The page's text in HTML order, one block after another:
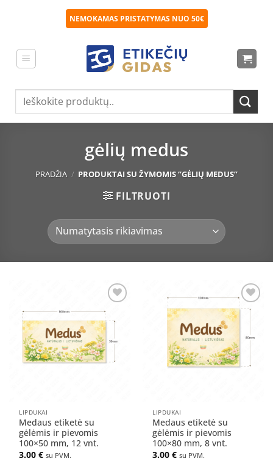
NEMOKAMAS PRISTATYMAS NUO 50€
Ieškoti:
gėlių medus
PRADŽIA / PRODUKTAI SU ŽYMOMIS “GĖLIŲ MEDUS”
FILTRUOTI
Pridėti
į norų
sąrašą
LIPDUKAI
Medaus etiketė su
gėlėmis ir pievomis
100×50 mm, 12 vnt.
3.00€ su PVM.
Pridėti
į norų
LIPDUKAI
Medaus etiketė su
gėlėmis ir pievomis
100×80 mm, 8 vnt.
3.00€ su PVM.